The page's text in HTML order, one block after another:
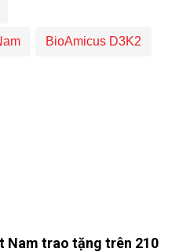
BioAmicus D3K2
Nam trao tặng trên 210